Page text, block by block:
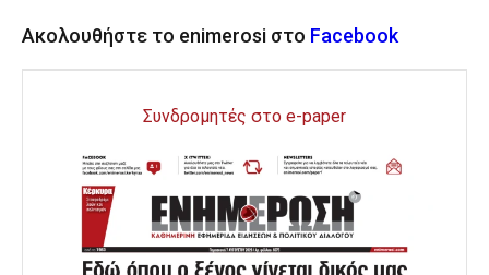
Ακολουθήστε το enimerosi στο Facebook
Συνδρομητές στο e-paper